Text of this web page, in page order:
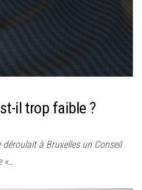
il trop faible ?
à Bruxelles un Conseil
«…